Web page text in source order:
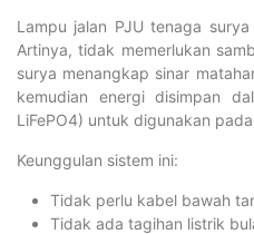
Lampu jalan PJU tenaga
Artinya, tidak memerlukan
surya menangkap sinar
kemudian energi disimpan
LiFePO4) untuk digunakan
Keunggulan sistem ini:
Tidak perlu kabel bawah
Tidak ada tagihan listrik